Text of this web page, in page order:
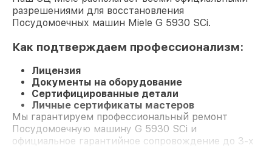
разрешениями для восстановления
Посудомоечных машин Miele G 5930 SCi.
Как подтверждаем профессионализм:
Лицензия
Документы на оборудование
Сертифицированные детали
Личные сертификаты мастеров
Мы гарантируем профессиональный ремонт
Посудомоечную машину G 5930 SCi и
официальное гарантийное сопровождение до 3-х